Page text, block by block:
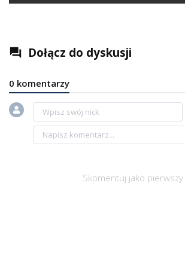
question_answer Dołącz do dyskusji
0 komentarzy
Skomentuj jako pierwszy.